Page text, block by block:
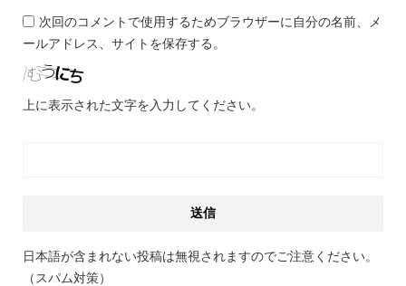
次回のコメントで使用するためブラウザーに自分の名前、メ
ールアドレス、サイトを保存する。
上に表示された文字を入力してください。
日本語が含まれない投稿は無視されますのでご注意ください。
（スパム対策）